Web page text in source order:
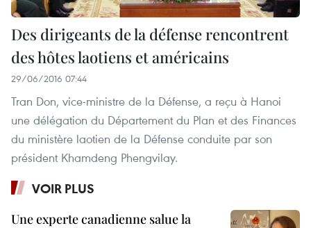
Des dirigeants de la défense rencontrent
des hôtes laotiens et américains
29/06/2016 07:44
Tran Don, vice-ministre de la Défense, a reçu à Hanoi
une délégation du Département du Plan et des Finances
du ministère laotien de la Défense conduite par son
président Khamdeng Phengvilay.
VOIR PLUS
Une experte canadienne salue la